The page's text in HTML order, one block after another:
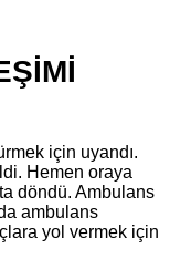
için uyandı.
Hemen oraya
döndü. Ambulans
ambulans
yol vermek için